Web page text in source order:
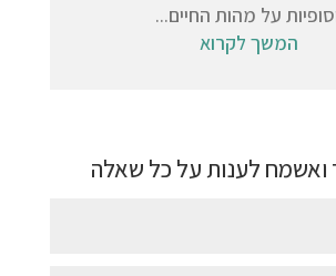
על מהות החיים...
המשך לקרוא
ואשמח לענות על כל שאלה